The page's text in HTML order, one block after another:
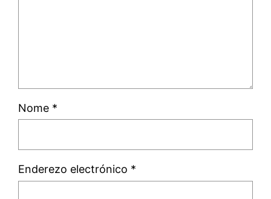
Nome *
Enderezo electrónico *